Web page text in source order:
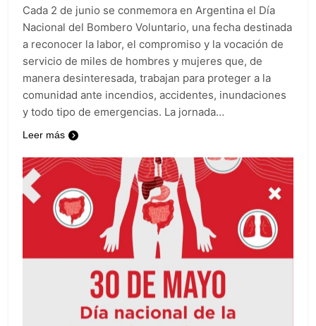
Cada 2 de junio se conmemora en Argentina el Día
Nacional del Bombero Voluntario, una fecha destinada
a reconocer la labor, el compromiso y la vocación de
servicio de miles de hombres y mujeres que, de
manera desinteresada, trabajan para proteger a la
comunidad ante incendios, accidentes, inundaciones
y todo tipo de emergencias. La jornada…
Leer más